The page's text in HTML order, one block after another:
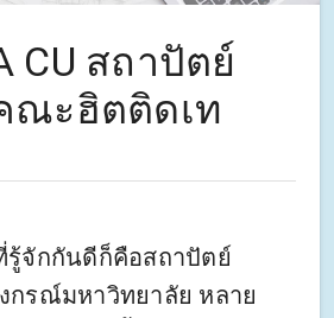
CU สถาปัตย์
ณะฮิตติดเท
รู้จักกันดีก็คือสถาปัตย์
กรณ์มหาวิทยาลัย หลาย